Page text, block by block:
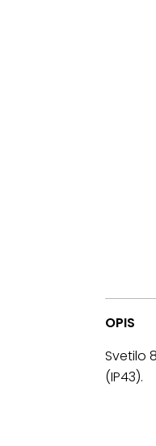
OPIS
Svetilo
(IP43).